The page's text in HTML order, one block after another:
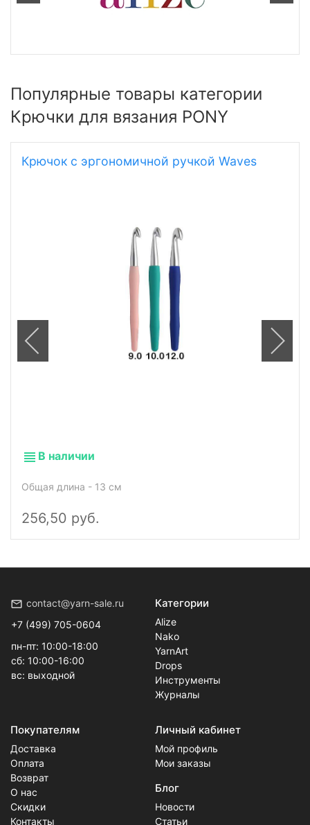
Популярные товары категории
Крючки для вязания PONY
Крючок с эргономичной ручкой Waves
В наличии
Общая длина - 13 см
256,50 руб.
contact@yarn-sale.ru
+7 (499) 705-0604
пн-пт: 10:00-18:00
сб: 10:00-16:00
вс: выходной
Категории
Alize
Nako
YarnArt
Drops
Инструменты
Журналы
Покупателям
Доставка
Оплата
Возврат
О нас
Скидки
Контакты
Личный кабинет
Мой профиль
Мои заказы
Блог
Новости
Статьи